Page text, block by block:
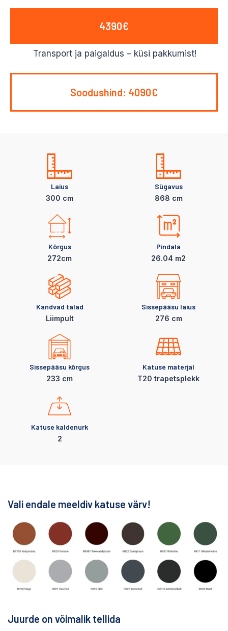
4390€
Transport ja paigaldus – küsi pakkumist!
Soodushind: 4090€
Laius
300 cm
Sügavus
868 cm
Kõrgus
272cm
Pindala
26.04 m2
Kandvad talad
LiimpuIt
Sissepääsu laius
276 cm
Sissepääsu kõrgus
233 cm
Katuse materjal
T20 trapetsplekk
Katuse kaldenurk
2
Vali endale meeldiv katuse värv!
Juurde on võimalik tellida